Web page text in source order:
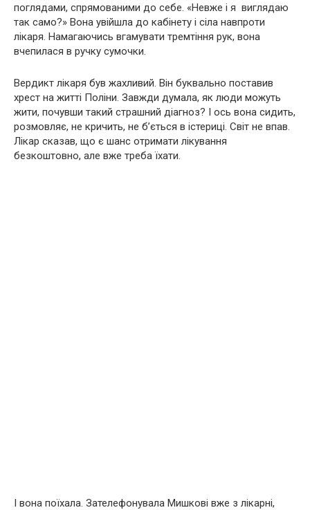
поглядами, спрямованими до себе. «Невже і я виглядаю
так само?» Вона увійшла до кабінету і сіла навпроти
лікаря. Намагаючись вгамувати тремтіння рук, вона
вчепилася в ручку сумочки.
Вердикт лікаря був жахливий. Він буквально поставив
хрест на житті Поліни. Завжди думала, як люди можуть
жити, почувши такий страшний діагноз? І ось вона сидить,
розмовляє, не кричить, не б’ється в істериці. Світ не впав.
Лікар сказав, що є шанс отримати лікування
безкоштовно, але вже треба їхати.
І вона поїхала. Зателефонувала Мишкові вже з лікарні,